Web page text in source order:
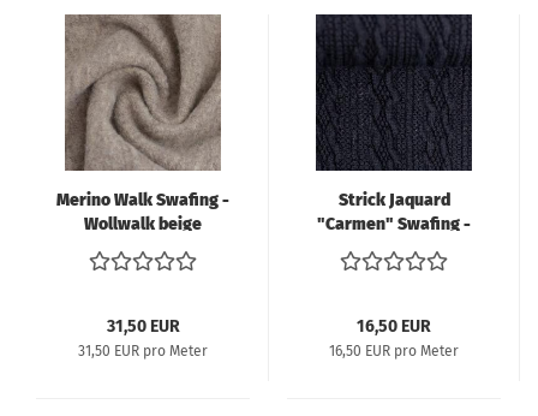
Merino Walk Swafing -
Wollwalk beige
meliert
31,50 EUR
31,50 EUR pro Meter
Strick Jaquard
"Carmen" Swafing -
schwarz
16,50 EUR
16,50 EUR pro Meter